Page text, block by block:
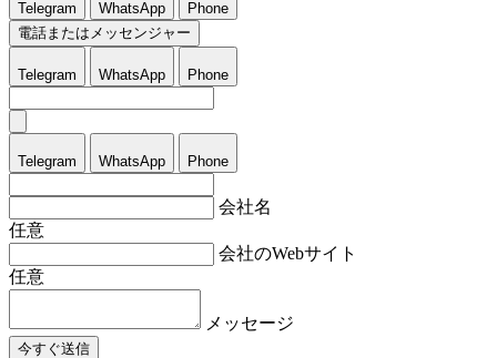
Telegram WhatsApp
Phone
電話またはメッセンジャー
Telegram WhatsApp Phone
Telegram WhatsApp Phone
会社名
任意
会社のWebサイト
任意
メッセージ
今すぐ送信